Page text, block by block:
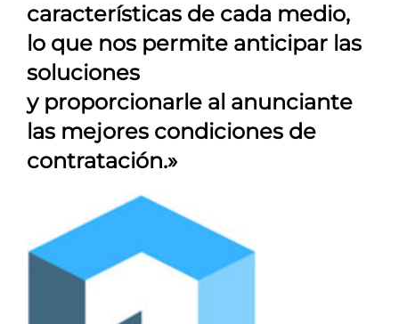
características de cada medio,
lo que nos permite anticipar las
soluciones
y proporcionarle al anunciante
las mejores condiciones de
contratación.»